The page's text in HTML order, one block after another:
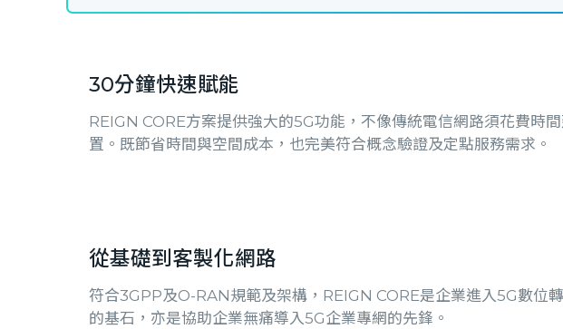
30分鐘快速賦能
REIGN CORE方案提供強大的5G功能，不像傳統電信網路須花費時
置。既節省時間與空間成本，也完美符合概念驗證及定點服務需求。
從基礎到客製化網路
符合3GPP及O-RAN規範及架構，REIGN CORE是企業進入5G數位
的基石，亦是協助企業無痛導入5G企業專網的先鋒。